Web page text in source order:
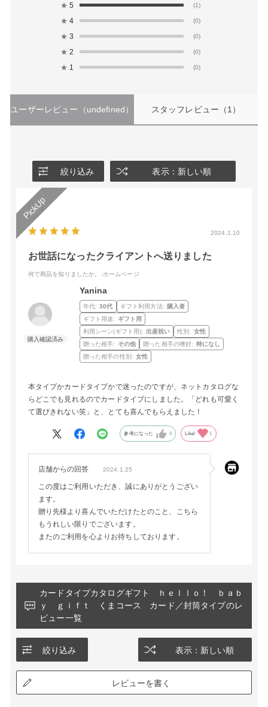
★ 5 (1)
★ 4 (0)
★ 3 (0)
★ 2 (0)
★ 1 (0)
ユーザーレビュー （undefined） スタッフレビュー （1）
絞り込み 表示：新しい順
2024.1.10
お世話になったクライアントへ送りました
何で商品を知りましたか。 :ホームページ
Yanina
年代: 30代 ギフト利用方法: 購入者
ギフト用途:
ギフト用
利用シーン(ギフト用): 出産祝い 性別: 女性
贈った相手:
その他 贈った相手の嗜好: 特になし
贈った相手の性別: 女性
本タイプかカードタイプかで迷ったのですが、ネットカタログな
らどこでも見れるのでカードタイプにしました。「どれも可愛く
て選びきれない笑」と、とても喜んでもらえました！
参考になった 0 Like! 1
店舗からの回答 2024.1.25
この度はご利用いただき、誠にありがとうござい
ます。
贈り先様より喜んでいただけたとのこと、こちら
もうれしい限りでございます。
またのご利用を心よりお待ちしております。
カードタイプカタログギフト ｈｅｌｌｏ！ ｂａｂ
ｙ ｇｉｆｔ くまコース カード／封筒タイプのレ
ビュー一覧
絞り込み 表示：新しい順
レビューを書く